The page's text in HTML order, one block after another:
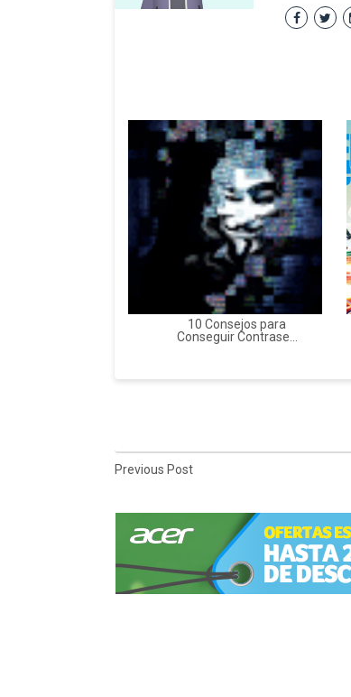
10 Consejos para
Conseguir Contrase...
Previous Post